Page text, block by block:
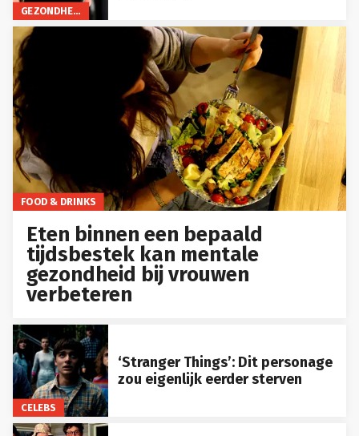
GEZONDHEID
FOOD & DRINKS
Eten binnen een bepaald
tijdsbestek kan mentale
gezondheid bij vrouwen
verbeteren
CELEBS
‘Stranger Things’: Dit personage
zou eigenlijk eerder sterven